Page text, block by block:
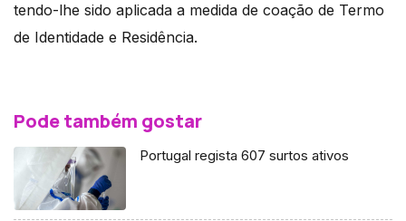
tendo-lhe sido aplicada a medida de coação de Termo
de Identidade e Residência.
Pode também gostar
Portugal regista 607 surtos ativos